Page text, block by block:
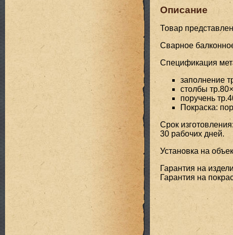
Описание
Товар
Сварное
Спецификация
заполнение
столбы
поручень
Покраска:
Срок
30 рабочих дней.
Установка на
Гарантия на
Гарантия на